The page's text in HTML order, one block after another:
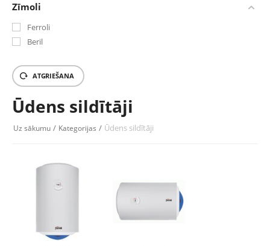
Zīmoli
Ferroli
Beril
ATGRIEŠANA
Ūdens sildītāji
Uz sākumu / Kategorijas / Ūdens sildītāji